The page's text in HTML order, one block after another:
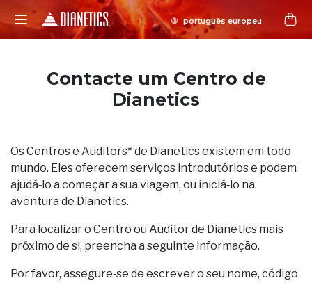
Contacte um Centro de
Dianetics
Os Centros e Auditors* de Dianetics existem em todo
mundo. Eles oferecem serviços introdutórios e podem
ajudá‑lo a começar a sua viagem, ou iniciá‑lo na
aventura de Dianetics.
Para localizar o Centro ou Auditor de Dianetics mais
próximo de si, preencha a seguinte informação.
Por favor, assegure‑se de escrever o seu nome, código